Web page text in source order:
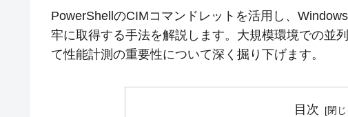
PowerShellのCIMコマンドレットを活用し、
牢に取得する手法を解説します。大規模環境での並
て性能計測の重要性について深く掘り下げます。
目次